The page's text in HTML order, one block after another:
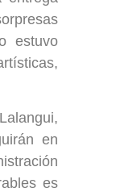
estuvo
en
es